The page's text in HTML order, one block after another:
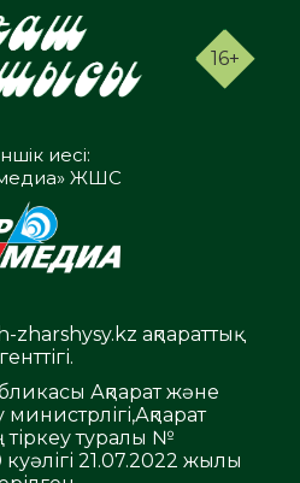
16+
иесі:
ЖШС
ақпараттық
Ақпарат және
тіркеу туралы №
21.07.2022 жылы